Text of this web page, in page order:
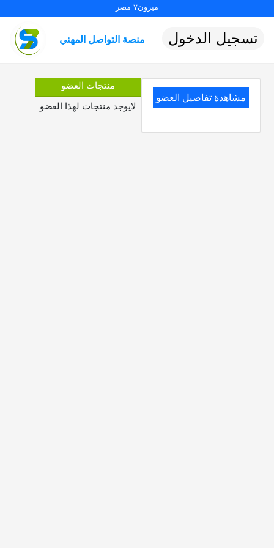
ميزون٧ مصر
منصة التواصل المهني تسجيل الدخول
مشاهدة تفاصيل العضو
منتجات العضو
لايوجد منتجات لهذا العضو